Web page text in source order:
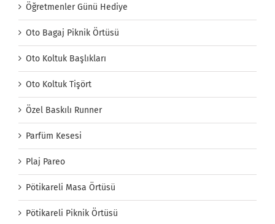
Öğretmenler Günü Hediye
Oto Bagaj Piknik Örtüsü
Oto Koltuk Başlıkları
Oto Koltuk Tişört
Özel Baskılı Runner
Parfüm Kesesi
Plaj Pareo
Pötikareli Masa Örtüsü
Pötikareli Piknik Örtüsü